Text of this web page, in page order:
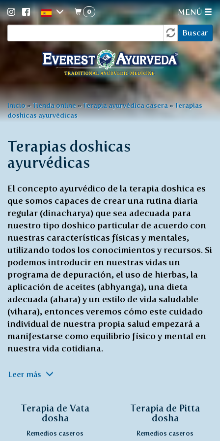
de
búsqueda
Buscar
0 MENÚ
Usted
está
Inicio»Tienda online»Terapia ayurvédica casera »Terapias
doshicas ayurvédicas
Terapias doshicas
ayurvédicas
El concepto ayurvédico de la terapia doshica es
que somos capaces de crear una rutina diaria
regular (dinacharya) que sea adecuada para
nuestro tipo doshico particular de acuerdo con
nuestras características físicas y mentales,
utilizando todos los conocimientos y recursos. Si
podemos introducir en nuestras vidas un
programa de depuración, el uso de hierbas, la
aplicación de aceites (abhyanga), una dieta
adecuada (ahara) y un estilo de vida saludable
(vihara), entonces veremos cómo este cuidado
individual de nuestra propia salud empezará a
manifestarse como equilibrio físico y mental en
nuestra vida cotidiana.
Leer más
Terapia de Vata
dosha
Remedios caseros
Terapia de Pitta
dosha
Remedios caseros